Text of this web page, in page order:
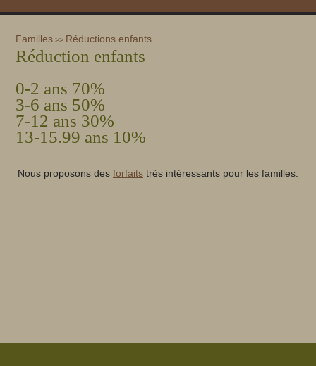
Familles >> Réductions enfants
Réduction enfants
0-2 ans 70%
3-6 ans 50%
7-12 ans 30%
13-15.99 ans 10%
Nous proposons des forfaits très intéressants pour les familles.